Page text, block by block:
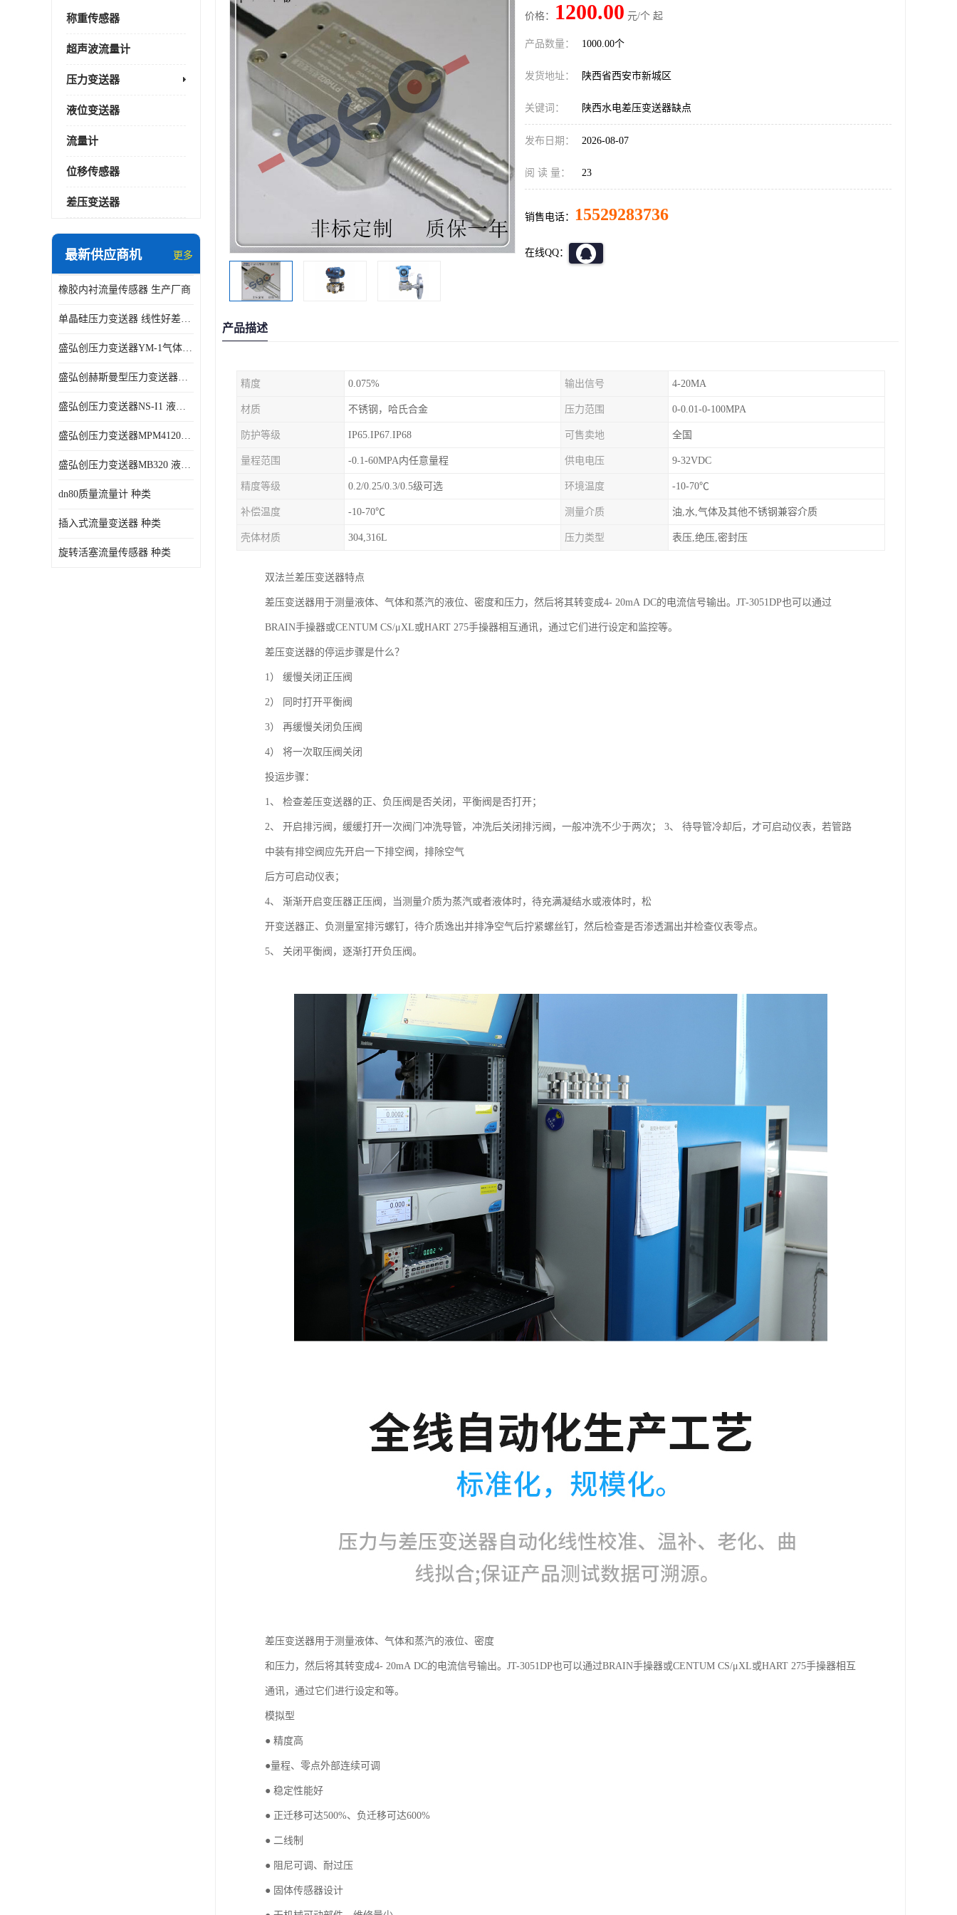
称重传感器
超声波流量计
压力变送器
液位变送器
流量计
位移传感器
差压变送器
最新供应商机 更多
橡胶内衬流量传感器 生产厂商
单晶硅压力变送器 线性好差压变送器
盛弘创压力变送器YM-1气体压力传感器负压计
盛弘创赫斯曼型压力变送器HG200 液体压力传感器负压计
盛弘创压力变送器NS-I1 液体压力传感器负压计
盛弘创压力变送器MPM4120C 液体压力传感器负压计
盛弘创压力变送器MB320 液体压力传感器负压计
dn80质量流量计 种类
插入式流量变送器 种类
旋转活塞流量传感器 种类
价格： 1200.00 元/个 起
产品数量： 1000.00个
发货地址： 陕西省西安市新城区
关键词： 陕西水电差压变送器缺点
发布日期： 2026-08-07
阅 读 量： 23
销售电话： 15529283736
在线QQ：
产品描述
精度 0.075% 输出信号 4-20MA
材质 不锈钢，哈氏合金 压力范围 0-0.01-0-100MPA
防护等级 IP65.IP67.IP68 可售卖地 全国
量程范围 -0.1-60MPA内任意量程 供电电压 9-32VDC
精度等级 0.2/0.25/0.3/0.5级可选 环境温度 -10-70℃
补偿温度 -10-70℃ 测量介质 油,水,气体及其他不锈钢兼容介质
壳体材质 304,316L 压力类型 表压,绝压,密封压
双法兰差压变送器特点
差压变送器用于测量液体、气体和蒸汽的液位、密度和压力，然后将其转变成4- 20mA DC的电流信号输出。JT-3051DP也可以通过
BRAIN手操器或CENTUM CS/μXL或HART 275手操器相互通讯，通过它们进行设定和监控等。
差压变送器的停运步骤是什么？
1） 缓慢关闭正压阀
2） 同时打开平衡阀
3） 再缓慢关闭负压阀
4） 将一次取压阀关闭
投运步骤：
1、 检查差压变送器的正、负压阀是否关闭，平衡阀是否打开；
2、 开启排污阀，缓缓打开一次阀门冲洗导管，冲洗后关闭排污阀，一般冲洗不少于两次； 3、 待导管冷却后，才可启动仪表，若管路
中装有排空阀应先开启一下排空阀，排除空气
后方可启动仪表；
4、 渐渐开启变压器正压阀，当测量介质为蒸汽或者液体时，待充满凝结水或液体时，松
开变送器正、负测量室排污螺钉，待介质逸出并排净空气后拧紧螺丝钉，然后检查是否渗透漏出并检查仪表零点。
5、 关闭平衡阀，逐渐打开负压阀。
差压变送器用于测量液体、气体和蒸汽的液位、密度
和压力，然后将其转变成4- 20mA DC的电流信号输出。JT-3051DP也可以通过BRAIN手操器或CENTUM CS/μXL或HART 275手操器相互
通讯，通过它们进行设定和等。
模拟型
● 精度高
●量程、零点外部连续可调
● 稳定性能好
● 正迁移可达500%、负迁移可达600%
● 二线制
● 阻尼可调、耐过压
● 固体传感器设计